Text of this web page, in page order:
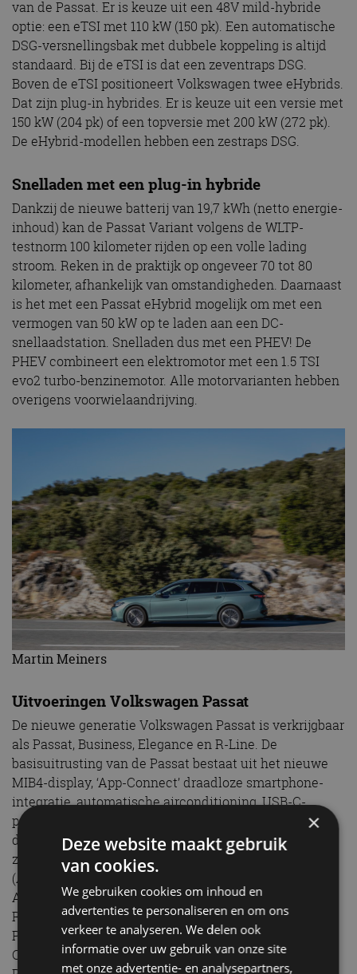
van de Passat. Er is keuze uit een 48V mild-hybride
optie: een eTSI met 110 kW (150 pk). Een automatische
DSG-versnellingsbak met dubbele koppeling is altijd
standaard. Bij de eTSI is dat een zeventraps DSG.
Boven de eTSI positioneert Volkswagen twee eHybrids.
Dat zijn plug-in hybrides. Er is keuze uit een versie met
150 kW (204 pk) of een topversie met 200 kW (272 pk).
De eHybrid-modellen hebben een zestraps DSG.
Snelladen met een plug-in hybride
Dankzij de nieuwe batterij van 19,7 kWh (netto energie-
inhoud) kan de Passat Variant volgens de WLTP-
testnorm 100 kilometer rijden op een volle lading
stroom. Reken in de praktijk op ongeveer 70 tot 80
kilometer, afhankelijk van omstandigheden. Daarnaast
is het met een Passat eHybrid mogelijk om met een
vermogen van 50 kW op te laden aan een DC-
snellaadstation. Snelladen dus met een PHEV! De
PHEV combineert een elektromotor met een 1.5 TSI
evo2 turbo-benzinemotor. Alle motorvarianten hebben
overigens voorwielaandrijving.
Martin Meiners
Uitvoeringen Volkswagen Passat
De nieuwe generatie Volkswagen Passat is verkrijgbaar
als Passat, Business, Elegance en R-Line. De
basisuitrusting van de Passat bestaat uit het nieuwe
MIB4-display, ‘App-Connect’ draadloze smartphone-
integratie, automatische airconditioning, USB-C-
poorten met een laadvermogen van 45 W (voor) en
dakrails (in zwart). Op het gebied van rijhulpsystemen
zijn onder meer Automatische afstandsregeling
(Adaptive Cruise Control), Dodehoeksensor (Side
Assist), Afstandscontrolesysteem (Front Assist),
Rijstrookbehoudassistent (Lane Assist),
Parkeersensoren vóór en achter (Park Distance
Control), Achteruitrijcamera (Rear View) en Dynamic
×
Deze website maakt gebruik
van cookies.
We gebruiken cookies om inhoud en
advertenties te personaliseren en om ons
verkeer te analyseren. We delen ook
informatie over uw gebruik van onze site
met onze advertentie- en analysepartners,